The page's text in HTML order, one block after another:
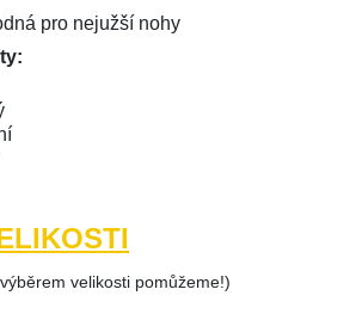
pro nejužší nohy
velikosti pomůžeme!)